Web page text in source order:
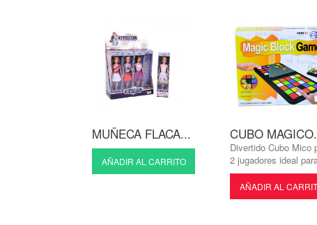
MUÑECA FLACA...
AÑADIR AL CARRITO
CUBO
Divertido Cubo Mico
2 jugadores ideal
AÑADIR AL